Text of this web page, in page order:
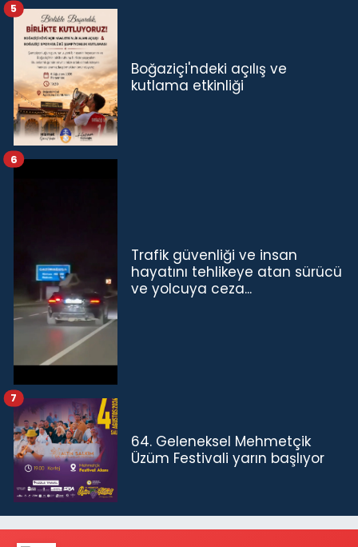
Boğaziçi'ndeki açılış ve
kutlama etkinliği
5
Trafik güvenliği ve insan
hayatını tehlikeye atan sürücü
ve yolcuya ceza...
6
64. Geleneksel Mehmetçik
Üzüm Festivali yarın başlıyor
7